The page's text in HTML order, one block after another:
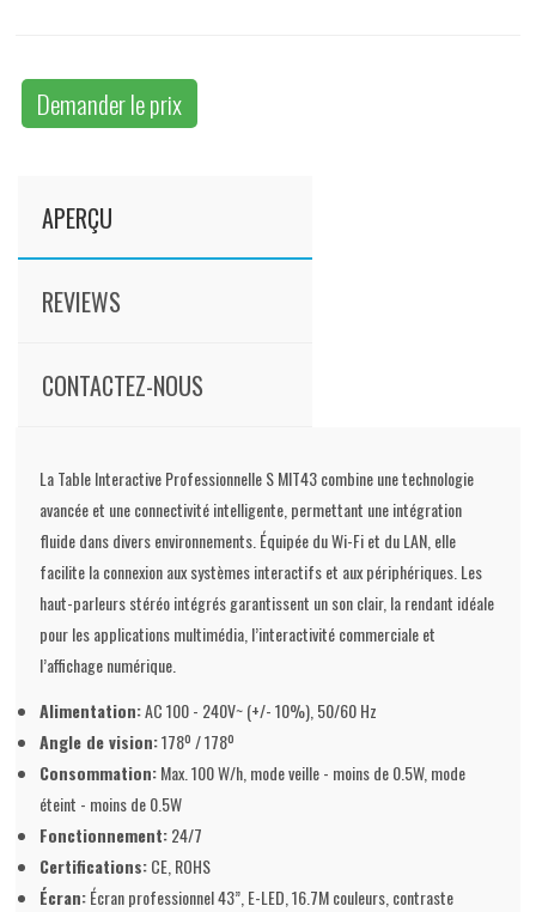
Demander le prix
APERÇU
REVIEWS
CONTACTEZ-NOUS
La Table Interactive Professionnelle S MIT43 combine une technologie
avancée et une connectivité intelligente, permettant une intégration
fluide dans divers environnements. Équipée du Wi-Fi et du LAN, elle
facilite la connexion aux systèmes interactifs et aux périphériques. Les
haut-parleurs stéréo intégrés garantissent un son clair, la rendant idéale
pour les applications multimédia, l’interactivité commerciale et
l’affichage numérique.
Alimentation:AC 100 - 240V~ (+/- 10%), 50/60 Hz
Angle de vision:178º / 178º
Consommation:Max. 100 W/h, mode veille - moins de 0.5W, mode
éteint - moins de 0.5W
Fonctionnement:24/7
Certifications:CE, ROHS
Écran:Écran professionnel 43”, E-LED, 16.7M couleurs, contraste